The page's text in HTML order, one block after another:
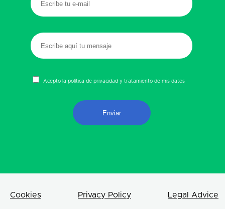
Acepto la política de privacidad y tratamiento de mis datos
Cookies Privacy Policy Legal Advice